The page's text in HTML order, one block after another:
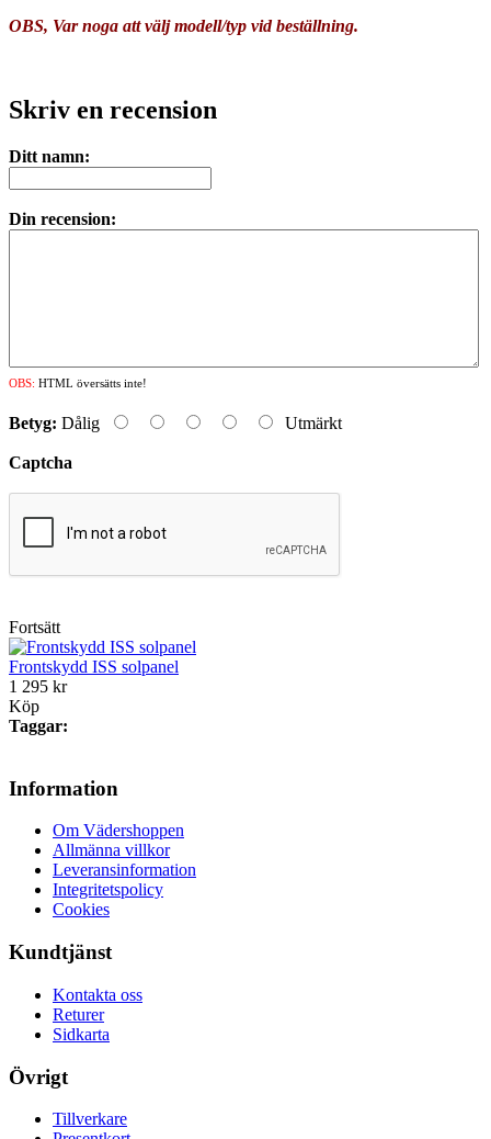
OBS, Var noga att välj modell/typ vid beställning.
Skriv en recension
Ditt namn:
Din recension:
OBS: HTML översätts inte!
Betyg: Dålig Utmärkt
Captcha
Fortsätt
Frontskydd ISS solpanel
1 295 kr
Köp
Taggar:
Information
Om Vädershoppen
Allmänna villkor
Leveransinformation
Integritetspolicy
Cookies
Kundtjänst
Kontakta oss
Returer
Sidkarta
Övrigt
Tillverkare